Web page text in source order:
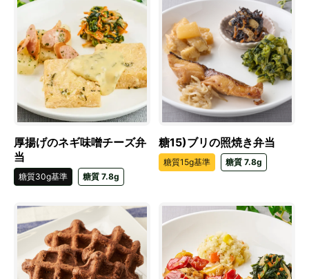
厚揚げのネギ味噌チーズ弁
当
糖質30g基準 糖質 7.8g
糖15)ブリの照焼き弁当
糖質15g基準 糖質 7.8g